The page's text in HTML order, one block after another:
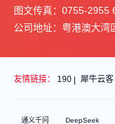
图文传真：0755-2955
公司地址：粤港澳大湾
友情链接： 190 犀牛云客
通义千问 DeepSeek